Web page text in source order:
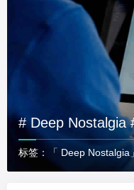
# Deep Nostalgia
标签：「 Deep Nostalgia